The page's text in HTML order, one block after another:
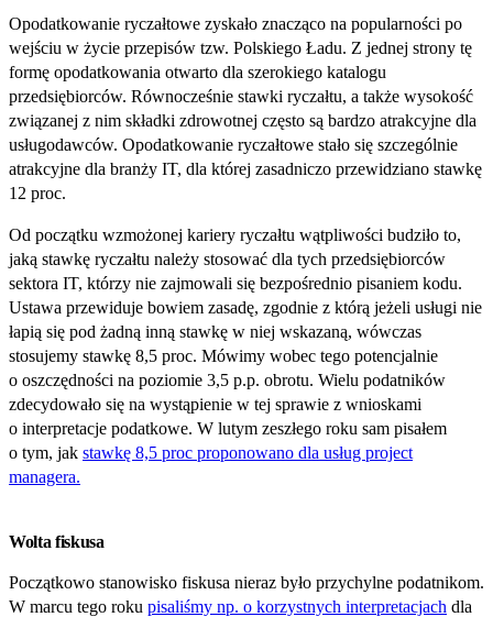
Opodatkowanie ryczałtowe zyskało znacząco na popularności po
wejściu w życie przepisów tzw. Polskiego Ładu. Z jednej strony tę
formę opodatkowania otwarto dla szerokiego katalogu
przedsiębiorców. Równocześnie stawki ryczałtu, a także wysokość
związanej z nim składki zdrowotnej często są bardzo atrakcyjne dla
usługodawców. Opodatkowanie ryczałtowe stało się szczególnie
atrakcyjne dla branży IT, dla której zasadniczo przewidziano stawkę
12 proc.
Od początku wzmożonej kariery ryczałtu wątpliwości budziło to,
jaką stawkę ryczałtu należy stosować dla tych przedsiębiorców
sektora IT, którzy nie zajmowali się bezpośrednio pisaniem kodu.
Ustawa przewiduje bowiem zasadę, zgodnie z którą jeżeli usługi nie
łapią się pod żadną inną stawkę w niej wskazaną, wówczas
stosujemy stawkę 8,5 proc. Mówimy wobec tego potencjalnie
o oszczędności na poziomie 3,5 p.p. obrotu. Wielu podatników
zdecydowało się na wystąpienie w tej sprawie z wnioskami
o interpretacje podatkowe. W lutym zeszłego roku sam pisałem
o tym, jak stawkę 8,5 proc proponowano dla usług project
managera.
Wolta fiskusa
Początkowo stanowisko fiskusa nieraz było przychylne podatnikom.
W marcu tego roku pisaliśmy np. o korzystnych interpretacjach dla